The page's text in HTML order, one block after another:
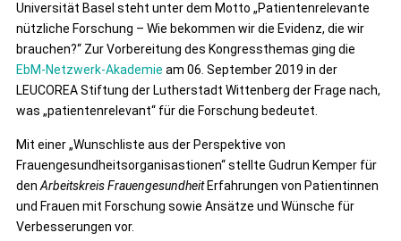
Universität Basel steht unter dem Motto „Patientenrelevante
nützliche Forschung – Wie bekommen wir die Evidenz, die wir
brauchen?“ Zur Vorbereitung des Kongressthemas ging die
EbM-Netzwerk-Akademie am 06. September 2019 in der
LEUCOREA Stiftung der Lutherstadt Wittenberg der Frage nach,
was „patientenrelevant“ für die Forschung bedeutet.
Mit einer „Wunschliste aus der Perspektive von
Frauengesundheitsorganisastionen“ stellte Gudrun Kemper für
den Arbeitskreis FrauengesundheitErfahrungen von Patientinnen
und Frauen mit Forschung sowie Ansätze und Wünsche für
Verbesserungen vor.